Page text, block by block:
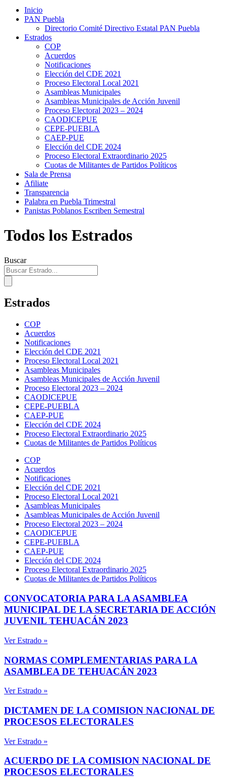
Inicio
PAN Puebla
Directorio Comité Directivo Estatal PAN Puebla
Estrados
COP
Acuerdos
Notificaciones
Elección del CDE 2021
Proceso Electoral Local 2021
Asambleas Municipales
Asambleas Municipales de Acción Juvenil
Proceso Electoral 2023 – 2024
CAODICEPUE
CEPE-PUEBLA
CAEP-PUE
Elección del CDE 2024
Proceso Electoral Extraordinario 2025
Cuotas de Militantes de Partidos Políticos
Sala de Prensa
Afiliate
Transparencia
Palabra en Puebla Trimestral
Panistas Poblanos Escriben Semestral
Todos los Estrados
Buscar
Estrados
COP
Acuerdos
Notificaciones
Elección del CDE 2021
Proceso Electoral Local 2021
Asambleas Municipales
Asambleas Municipales de Acción Juvenil
Proceso Electoral 2023 – 2024
CAODICEPUE
CEPE-PUEBLA
CAEP-PUE
Elección del CDE 2024
Proceso Electoral Extraordinario 2025
Cuotas de Militantes de Partidos Políticos
COP
Acuerdos
Notificaciones
Elección del CDE 2021
Proceso Electoral Local 2021
Asambleas Municipales
Asambleas Municipales de Acción Juvenil
Proceso Electoral 2023 – 2024
CAODICEPUE
CEPE-PUEBLA
CAEP-PUE
Elección del CDE 2024
Proceso Electoral Extraordinario 2025
Cuotas de Militantes de Partidos Políticos
CONVOCATORIA PARA LA ASAMBLEA
MUNICIPAL DE LA SECRETARIA DE ACCIÓN
JUVENIL TEHUACÁN 2023
Ver Estrado »
NORMAS COMPLEMENTARIAS PARA LA
ASAMBLEA DE TEHUACÁN 2023
Ver Estrado »
DICTAMEN DE LA COMISION NACIONAL DE
PROCESOS ELECTORALES
Ver Estrado »
ACUERDO DE LA COMISION NACIONAL DE
PROCESOS ELECTORALES